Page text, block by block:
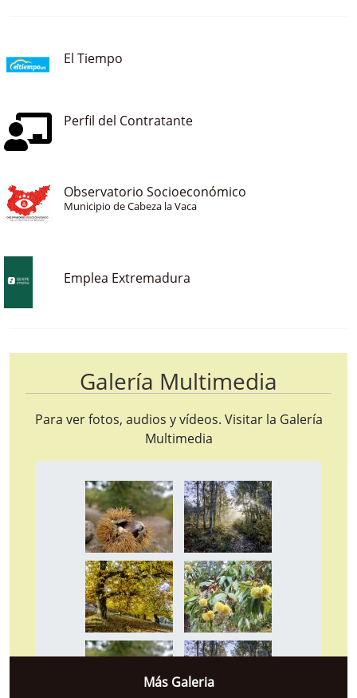
El Tiempo
Perfil del Contratante
Observatorio Socioeconómico
Municipio de Cabeza la Vaca
Emplea Extremadura
Galería Multimedia
Para ver fotos, audios y vídeos. Visitar la Galería
Multimedia
Más Galeria